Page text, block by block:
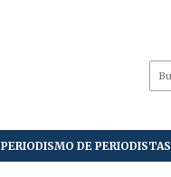
PERIODISMO DE PERIODISTAS